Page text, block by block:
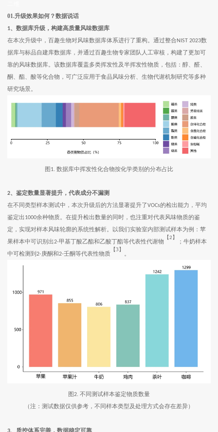
01.升级效果如何？数据说话
1、数据库升级，构建高质量风味数据库
在本次升级中，百趣生物对风味数据库体系进行了重构。通过整合NIST 2023数
据库与标品自建库数据库，并通过百趣生物专家团队人工审核，构建了更加可
靠的风味数据库。该数据库覆盖多类挥发性及半挥发性物质，包括：醇、醛、
酮、酯、酸等化合物，可广泛应用于食品风味分析、生物代谢机制研究等多种
研究场景。
图1. 数据库中挥发性化合物按化学类别的分布占比
2、鉴定数量显著提升，代表成分不漏测
在不同类型样本测试中，本次升级后的方法显著提升了VOCs的检出能力，平均
鉴定出 1000余种物质。在提升检出数量的同时，也注重对代表风味物质的鉴
定，实现对样本风味轮廓的系统性解析。以我们实验室内部测试样本为例：苹
果样本中可识别出2-甲基丁酸乙酯和乙酸丁酯等代表性代谢物
【2】
；牛奶样本
中可检测到2-庚酮和2-壬酮等代表性物质
【3】
。
图2. 不同测试样本鉴定物质数量
（注：测试数据仅供参考，不同样本类型及处理方式会存在差异）